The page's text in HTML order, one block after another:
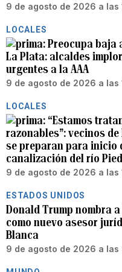
9 de agosto de 2026 a las
LOCALES
Preocupa baja
La Plata: alcaldes
urgentes a la AAA
9 de agosto de 2026 a las
LOCALES
“Estamos
razonables”: vecinos de
se preparan para inicio
canalización del río
9 de agosto de 2026 a las
ESTADOS UNIDOS
Donald Trump nombra
como nuevo asesor
Blanca
9 de agosto de 2026 a las